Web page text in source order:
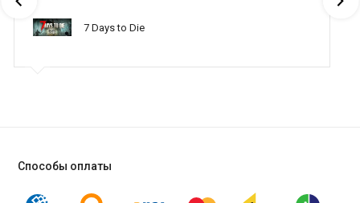
7 Days to Die
Способы оплаты